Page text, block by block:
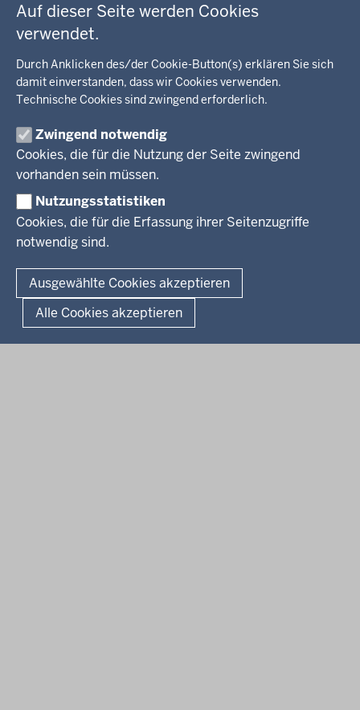
Auf dieser Seite werden Cookies
verwendet.
Durch Anklicken des/der Cookie-Button(s) erklären Sie sich
damit einverstanden, dass wir Cookies verwenden.
Technische Cookies sind zwingend erforderlich.
Zwingend notwendig
Cookies, die für die Nutzung der Seite zwingend
vorhanden sein müssen.
Nutzungsstatistiken
Cookies, die für die Erfassung ihrer Seitenzugriffe
notwendig sind.
Ausgewählte Cookies akzeptieren
Alle Cookies akzeptieren
Kommunalaufsicht, Planung, Verkehr
Energie, Bergbau
Recht, Ordnung
Integration, Migration
Behördenleitung
Regierungsbezirk
KARRIERE
Stellenausschreibungen
Aktuelle Ausbildungsstellen und Praktika
Pressestelle
Social Media
BEKANNTMACHUNGEN
Amtsblatt
© 2026 Bezirksregierung Arnsberg
Fußzeile
Impressum Datenschutz Barrierefreiheit
Kurzlink zu dieser Seite